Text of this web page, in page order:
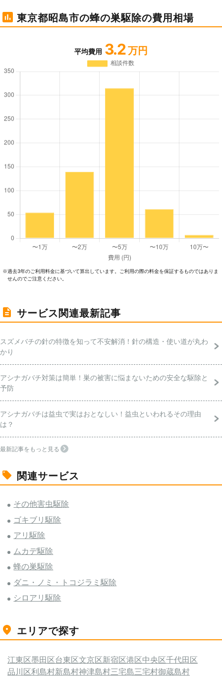
東京都昭島市の蜂の巣駆除の費用相場
平均費用 3.2 万円
※過去3年のご利⽤料⾦に基づいて算出しています。ご利⽤の際の料⾦を保証するものではありま
せんのでご注意ください。
サービス関連最新記事
スズメバチの針の特徴を知って不安解消！針の構造・使い道が丸わ
かり
アシナガバチ対策は簡単！巣の被害に悩まないための安全な駆除と
予防
アシナガバチは益虫で実はおとなしい！益虫といわれるその理由
は？
最新記事をもっと見る
関連サービス
その他害虫駆除
ゴキブリ駆除
アリ駆除
ムカデ駆除
蜂の巣駆除
ダニ・ノミ・トコジラミ駆除
シロアリ駆除
エリアで探す
江東区墨田区台東区文京区新宿区港区中央区千代田区
品川区利島村新島村神津島村三宅島三宅村御蔵島村